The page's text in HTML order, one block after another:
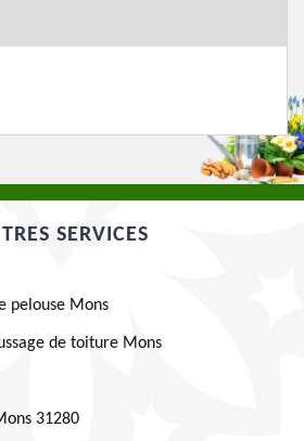
SERVICES
pelouse Mons
de toiture Mons
31280